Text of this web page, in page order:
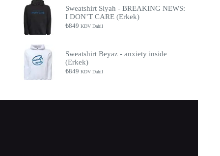
Sweatshirt Siyah - BREAKING NEWS:
I DON’T CARE (Erkek)
₺849 KDV Dahil
Sweatshirt Beyaz - anxiety inside
(Erkek)
₺849 KDV Dahil